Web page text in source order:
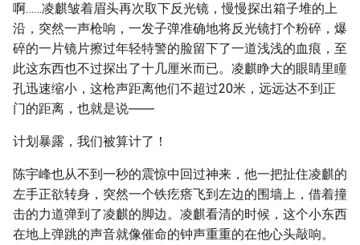
啊……凌麒皱着眉头再次取下反光镜，慢慢探出箱子堆的上
沿，突然一声枪响，一发子弹准确地将反光镜打个粉碎，爆
碎的一片镜片擦过年轻特警的脸留下了一道浅浅的血痕，至
此这东西也不过探出了十几厘米而已。凌麒睁大的眼睛里瞳
孔迅速缩小，这枪声距离他们不超过20米，远远达不到正
门的距离，也就是说――
计划暴露，我们被算计了！
陈宇峰也从不到一秒的震惊中回过神来，他一把扯住凌麒的
左手正欲转身，突然一个铁疙瘩飞到左边的围墙上，借着撞
击的力道弹到了凌麒的脚边。凌麒看清的时候，这个小东西
在地上弹跳的声音就像催命的钟声重重的在他心头敲响。